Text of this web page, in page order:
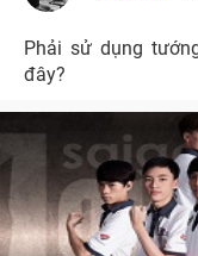
Phải sử dụng
đây?